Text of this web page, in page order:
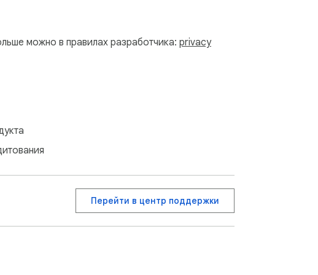
их в зависимости от параметров, а также
csv. Выгрузка в файл происходит согласно
можно в правилах разработчика: privacy
Перейти в центр поддержки